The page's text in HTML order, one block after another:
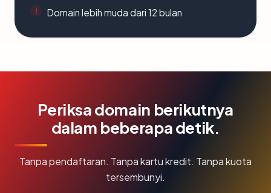
Domain lebih muda dari 12 bulan
Periksa domain berikutnya
dalam beberapa detik.
Tanpa pendaftaran. Tanpa kartu kredit. Tanpa kuota
tersembunyi.